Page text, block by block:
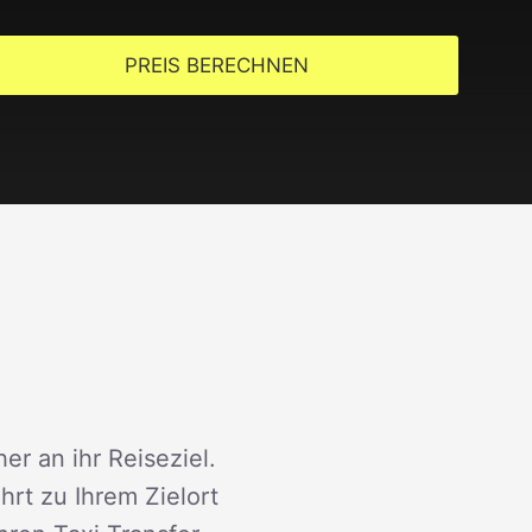
PREIS BERECHNEN
an ihr Reiseziel.
zu Ihrem Zielort